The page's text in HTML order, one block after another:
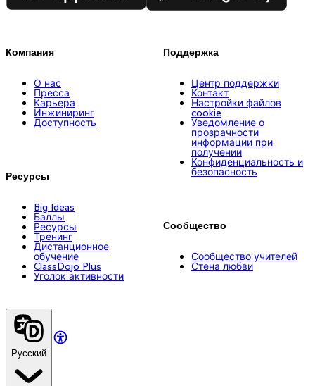
Компания
О нас
Пресса
Карьера
Инжиниринг
Доступность
Ресурсы
Big Ideas
Баллы
Ресурсы
Тренинг
Дистанционное
обучение
ClassDojo Plus
Уголок активности
Поддержка
Центр поддержки
Контакт
Настройки файлов
cookie
Уведомление о
прозрачности
информации при
получении
Конфиденциальность и
безопасность
Сообщество
Сообщество учителей
Стена любви
Русский